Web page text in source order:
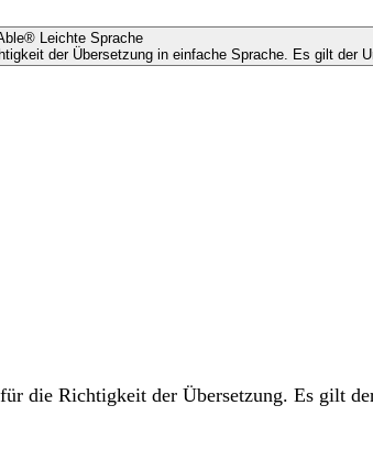
Leichte Sprache
der Übersetzung in einfache Sprache. Es gilt der
die Richtigkeit der Übersetzung. Es gilt